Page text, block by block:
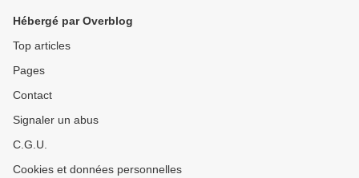
Hébergé par Overblog
Top articles
Pages
Contact
Signaler un abus
C.G.U.
Cookies et données personnelles